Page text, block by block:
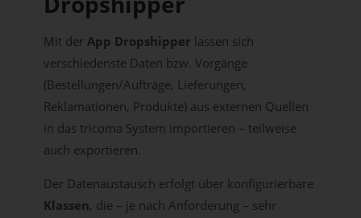
Mit der App Dropshipper lassen sich
verschiedenste Daten bzw. Vorgänge
(Bestellungen/Aufträge, Lieferungen,
Reklamationen, Produkte) aus externen Quellen
in das tricoma System importieren – teilweise
auch exportieren.
Der Datenaustausch erfolgt über konfigurierbare
Klassen, die – je nach Anforderung – sehr